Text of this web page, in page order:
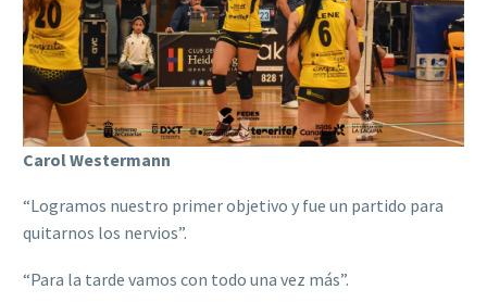
Carol Westermann
“Logramos nuestro primer objetivo y fue un partido para
quitarnos los nervios”.
“Para la tarde vamos con todo una vez más”.